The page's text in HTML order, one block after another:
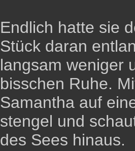
Endlich hatte sie
Stück daran
langsam weniger
bisschen Ruhe.
Samantha auf
stengel und
des Sees hinaus.